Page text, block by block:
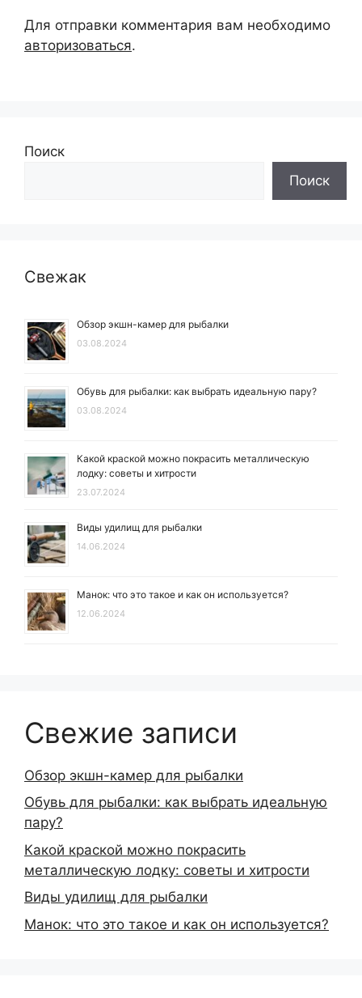
Для отправки комментария вам необходимо
авторизоваться.
Поиск
Поиск
Свежак
Обзор экшн-камер для рыбалки
03.08.2024
Обувь для рыбалки: как выбрать идеальную пару?
03.08.2024
Какой краской можно покрасить металлическую
лодку: советы и хитрости
23.07.2024
Виды удилищ для рыбалки
14.06.2024
Манок: что это такое и как он используется?
12.06.2024
Свежие записи
Обзор экшн-камер для рыбалки
Обувь для рыбалки: как выбрать идеальную
пару?
Какой краской можно покрасить
металлическую лодку: советы и хитрости
Виды удилищ для рыбалки
Манок: что это такое и как он используется?